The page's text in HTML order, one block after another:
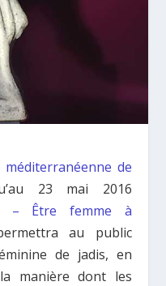
méditerranéenne de
23 mai 2016
– Être femme à
au public
de jadis, en
manière dont les